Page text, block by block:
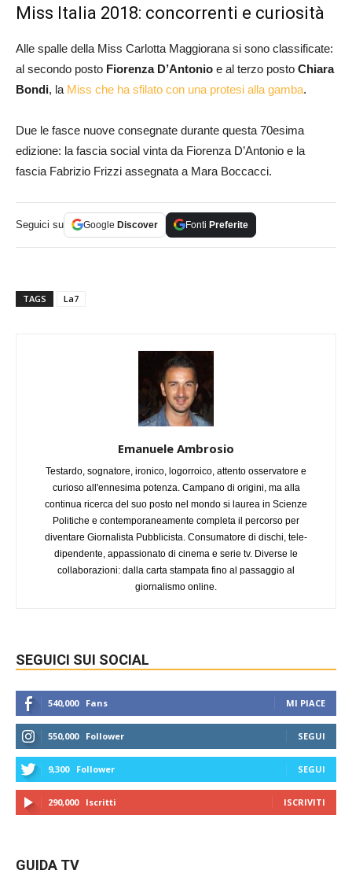
Miss Italia 2018: concorrenti e curiosità
Alle spalle della Miss Carlotta Maggiorana si sono classificate:
al secondo posto Fiorenza D’Antonio e al terzo posto Chiara
Bondi, la Miss che ha sfilato con una protesi alla gamba.
Due le fasce nuove consegnate durante questa 70esima
edizione: la fascia social vinta da Fiorenza D’Antonio e la
fascia Fabrizio Frizzi assegnata a Mara Boccacci.
Seguici su Google Discover Fonti Preferite
TAGS La7
Emanuele Ambrosio
Testardo, sognatore, ironico, logorroico, attento osservatore e
curioso all'ennesima potenza. Campano di origini, ma alla
continua ricerca del suo posto nel mondo si laurea in Scienze
Politiche e contemporaneamente completa il percorso per
diventare Giornalista Pubblicista. Consumatore di dischi, tele-
dipendente, appassionato di cinema e serie tv. Diverse le
collaborazioni: dalla carta stampata fino al passaggio al
giornalismo online.
SEGUICI SUI SOCIAL
540,000 Fans MI PIACE
550,000 Follower SEGUI
9,300 Follower SEGUI
290,000 Iscritti ISCRIVITI
GUIDA TV